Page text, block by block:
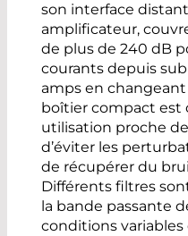
son interface
amplificateur,
de plus de 240 dB
courants depuis
amps en
boîtier compact est
utilisation proche
d’éviter les
de récupérer du
Différents filtres
la bande passante
conditions variables